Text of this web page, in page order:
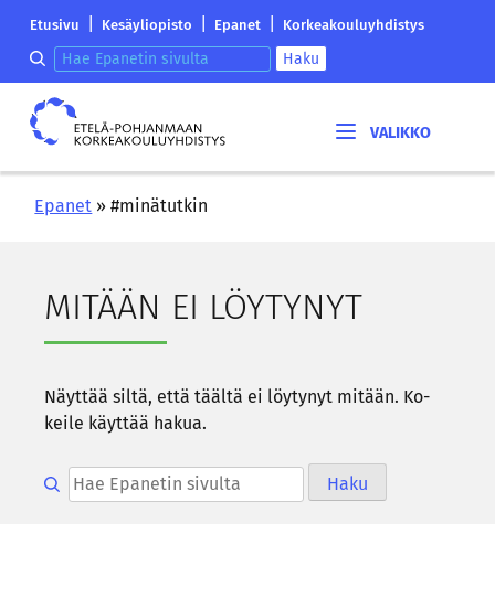
Etelä-
korkeakouluyhdistyksen
saapumissivu
Etusivu Kesäyliopisto Epanet Korkeakouluyhdistys
Hae epanetin sivulta Haku
Etelä-
Pohjanmaan
Epanet »#minätutkin
MI­TÄÄN EI LÖY­TY­NYT
Näyt­tää siltä, että tääl­tä ei löy­ty­nyt mi­tään. Ko­
kei­le käyt­tää hakua.
Hae epanetin sivulta Haku